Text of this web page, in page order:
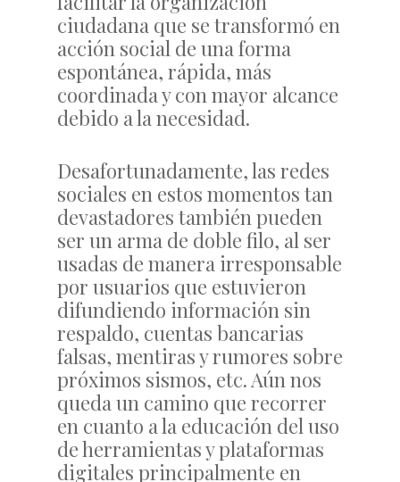
ciudadana que se transformó en
acción social de una forma
espontánea, rápida, más
coordinada y con mayor alcance
debido a la necesidad.
Desafortunadamente, las redes
sociales en estos momentos tan
devastadores también pueden
ser un arma de doble filo, al ser
usadas de manera irresponsable
por usuarios que estuvieron
difundiendo información sin
respaldo, cuentas bancarias
falsas, mentiras y rumores sobre
próximos sismos, etc. Aún nos
queda un camino que recorrer
en cuanto a la educación del uso
de herramientas y plataformas
digitales principalmente en